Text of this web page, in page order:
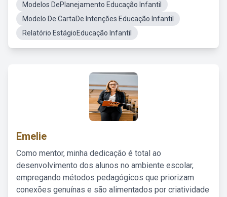
Modelos DePlanejamento Educação Infantil
Modelo De CartaDe Intenções Educação Infantil
Relatório EstágioEducação Infantil
Emelie
Como mentor, minha dedicação é total ao
desenvolvimento dos alunos no ambiente escolar,
empregando métodos pedagógicos que priorizam
conexões genuínas e são alimentados por criatividade